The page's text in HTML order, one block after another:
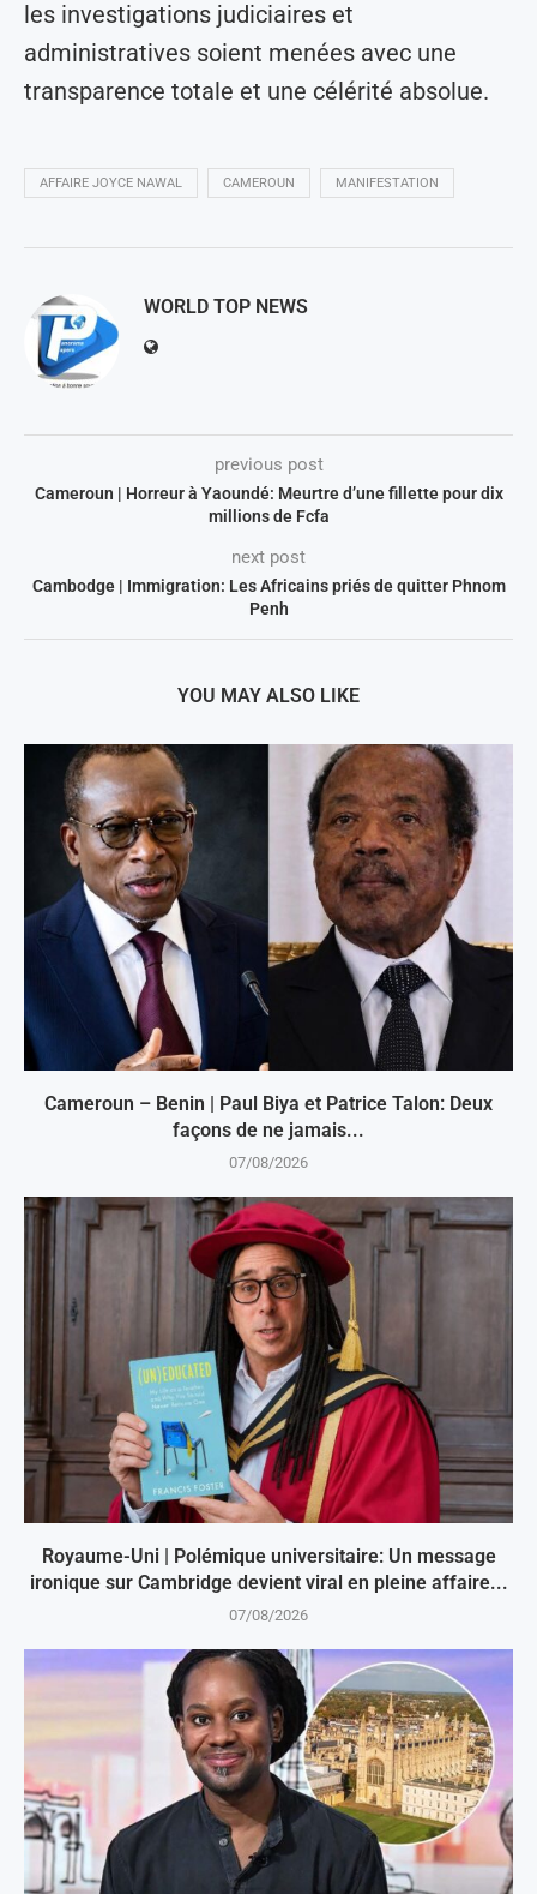
les investigations judiciaires et
administratives soient menées avec une
transparence totale et une célérité absolue.
AFFAIRE JOYCE NAWAL CAMEROUN MANIFESTATION
WORLD TOP NEWS
previous post
Cameroun | Horreur à Yaoundé: Meurtre d’une fillette pour dix
millions de Fcfa
next post
Cambodge | Immigration: Les Africains priés de quitter Phnom
Penh
YOU MAY ALSO LIKE
Cameroun – Benin | Paul Biya et Patrice Talon: Deux
façons de ne jamais...
07/08/2026
Royaume-Uni | Polémique universitaire: Un message
ironique sur Cambridge devient viral en pleine affaire...
07/08/2026